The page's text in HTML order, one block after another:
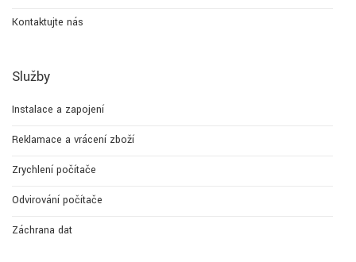
Kontaktujte nás
Služby
Instalace a zapojení
Reklamace a vrácení zboží
Zrychlení počítače
Odvirování počítače
Záchrana dat